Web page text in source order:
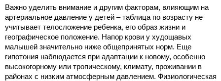
Важно уделить внимание и другим факторам, влияющим на
артериальное давление у детей – таблица по возрасту не
учитывает телосложение ребенка, его образ жизни и
географическое положение. Напор крови у худощавых
малышей значительно ниже общепринятых норм. Еще
гипотония наблюдается при адаптации к новому, особенно
высокогорному или тропическому, климату, проживании в
районах с низким атмосферным давлением. Физиологическая